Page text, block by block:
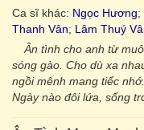
Ca sĩ khác: Ngọc Hương;
Thanh Vân; Lâm Thuý
Ân tình cho anh từ
sóng gào. Cho dù xa
ngồi mênh mang tiếc
Ngày nào đôi lứa, sống